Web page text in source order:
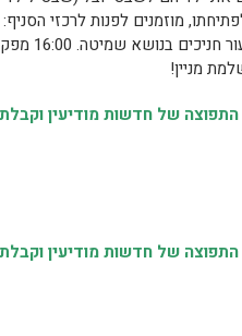
מניין!
של חדשות מודיעין
של חדשות מודיעין